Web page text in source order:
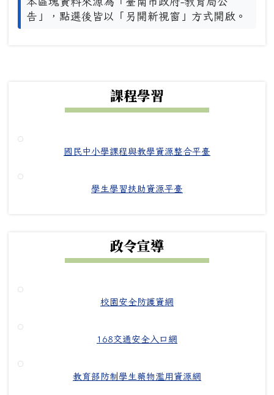
告」，點選後皆以「另開新視窗」方式開啟。
課程學習
國民中小學課程與教學資源整合平臺
學生學習扶助資源平臺
政令宣導
校園安全防護資網
168交通安全入口網
教育部防制學生藥物濫用資源網